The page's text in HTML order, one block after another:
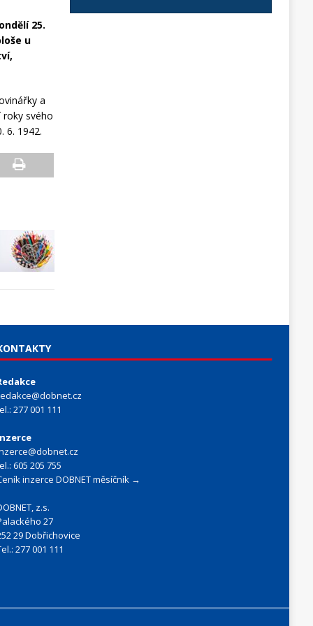
25.
u
a
svého
6. 1942.
277 001 111
605 205 755
inzerce DOBNET měsíčník →
z.s.
27
29 Dobřichovice
277 001 111